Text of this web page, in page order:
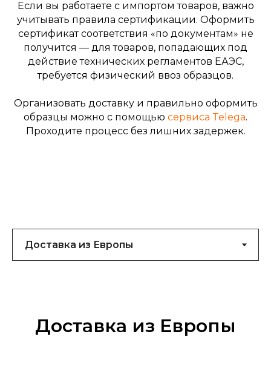
получите адреса для
самостоятельных личных
покупок
ПОЛУЧИТЬ АДРЕСА
Германия Китай
посылки и
Если вы работаете с импортом товаров, важно
учитывать правила сертификации. Оформить
сертификат соответствия «по документам» не
получится — для товаров, попадающих под
действие технических регламентов ЕАЭС,
требуется физический ввоз образцов.
Организовать доставку и правильно оформить
образцы можно с помощью сервиса Telega.
Проходите процесс без лишних задержек.
Доставка из Европы